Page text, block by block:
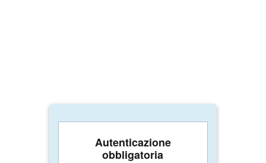
Autenticazione
obbligatoria